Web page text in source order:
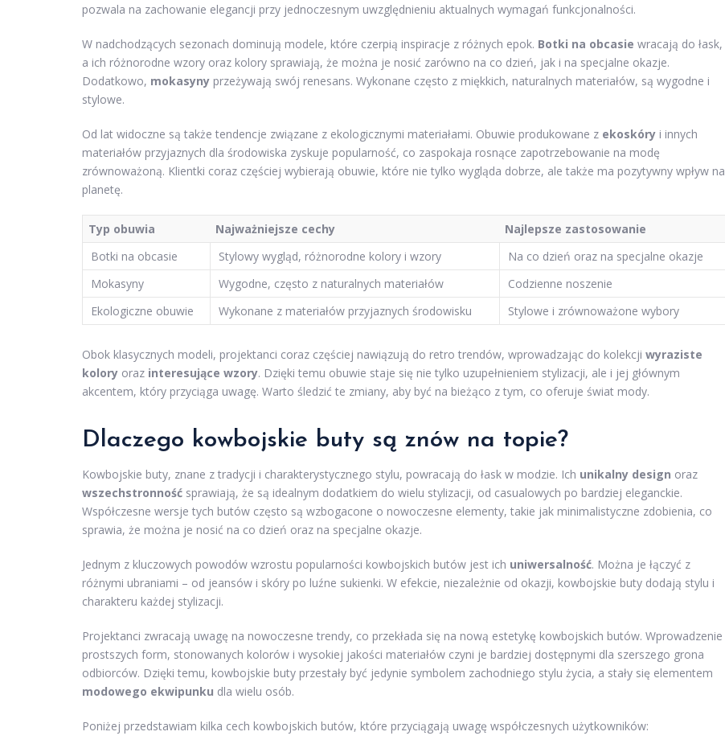
pozwala na zachowanie elegancji przy jednoczesnym uwzględnieniu aktualnych wymagań funkcjonalności.
W nadchodzących sezonach dominują modele, które czerpią inspiracje z różnych epok. Botki na obcasie wracają do łask,
a ich różnorodne wzory oraz kolory sprawiają, że można je nosić zarówno na co dzień, jak i na specjalne okazje.
Dodatkowo, mokasyny przeżywają swój renesans. Wykonane często z miękkich, naturalnych materiałów, są wygodne i
stylowe.
Od lat widoczne są także tendencje związane z ekologicznymi materiałami. Obuwie produkowane z ekoskóry i innych
materiałów przyjaznych dla środowiska zyskuje popularność, co zaspokaja rosnące zapotrzebowanie na modę
zrównoważoną. Klientki coraz częściej wybierają obuwie, które nie tylko wygląda dobrze, ale także ma pozytywny wpływ na
planetę.
Typ obuwia Najważniejsze cechy
Najlepsze zastosowanie
Botki na obcasie
Stylowy wygląd, różnorodne kolory i wzory
Na co dzień oraz na specjalne okazje
Mokasyny
Wygodne, często z naturalnych materiałów
Codzienne noszenie
Ekologiczne obuwie
Wykonane z materiałów przyjaznych środowisku Stylowe i zrównoważone wybory
Obok klasycznych modeli, projektanci coraz częściej nawiązują do retro trendów, wprowadzając do kolekcji wyraziste
kolory oraz interesujące wzory. Dzięki temu obuwie staje się nie tylko uzupełnieniem stylizacji, ale i jej głównym
akcentem, który przyciąga uwagę. Warto śledzić te zmiany, aby być na bieżąco z tym, co oferuje świat mody.
Dlaczego kowbojskie buty są znów na topie?
Kowbojskie buty, znane z tradycji i charakterystycznego stylu, powracają do łask w modzie. Ich unikalny design oraz
wszechstronność sprawiają, że są idealnym dodatkiem do wielu stylizacji, od casualowych po bardziej eleganckie.
Współczesne wersje tych butów często są wzbogacone o nowoczesne elementy, takie jak minimalistyczne zdobienia, co
sprawia, że można je nosić na co dzień oraz na specjalne okazje.
Jednym z kluczowych powodów wzrostu popularności kowbojskich butów jest ich uniwersalność. Można je łączyć z
różnymi ubraniami – od jeansów i skóry po luźne sukienki. W efekcie, niezależnie od okazji, kowbojskie buty dodają stylu i
charakteru każdej stylizacji.
Projektanci zwracają uwagę na nowoczesne trendy, co przekłada się na nową estetykę kowbojskich butów. Wprowadzenie
prostszych form, stonowanych kolorów i wysokiej jakości materiałów czyni je bardziej dostępnymi dla szerszego grona
odbiorców. Dzięki temu, kowbojskie buty przestały być jedynie symbolem zachodniego stylu życia, a stały się elementem
modowego ekwipunku dla wielu osób.
Poniżej przedstawiam kilka cech kowbojskich butów, które przyciągają uwagę współczesnych użytkowników: